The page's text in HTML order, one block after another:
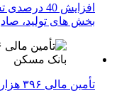
افزایش 40
بخش های تولید،
تأمین مالی ۳۹۶ هزار واحد نهضت ملی توسط بانک مسکن